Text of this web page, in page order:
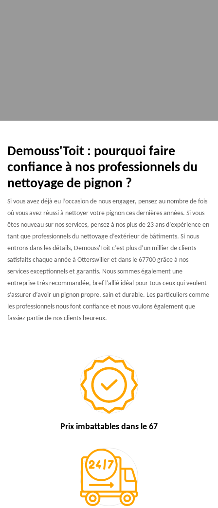
Demouss'Toit : pourquoi faire
confiance à nos professionnels du
nettoyage de pignon ?
Si vous avez déjà eu l’occasion de nous engager, pensez au nombre de fois
où vous avez réussi à nettoyer votre pignon ces dernières années. Si vous
êtes nouveau sur nos services, pensez à nos plus de 23 ans d’expérience en
tant que professionnels du nettoyage d’extérieur de bâtiments. Si nous
entrons dans les détails, Demouss'Toit c’est plus d’un millier de clients
satisfaits chaque année à Otterswiller et dans le 67700 grâce à nos
services exceptionnels et garantis. Nous sommes également une
entreprise très recommandée, bref l’allié idéal pour tous ceux qui veulent
s’assurer d’avoir un pignon propre, sain et durable. Les particuliers comme
les professionnels nous font confiance et nous voulons également que
fassiez partie de nos clients heureux.
Prix imbattables dans le 67